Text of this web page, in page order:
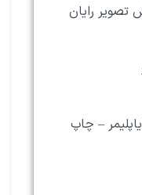
تصویر رایان
– چاپ